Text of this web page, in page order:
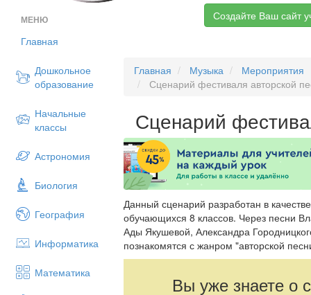
МЕНЮ
Главная
Дошкольное
образование
Начальные
классы
Астрономия
Биология
География
Информатика
Математика
Создайте Ваш сайт
Главная Музыка
Мероприятия
Сценарий фестиваля авторской
Сценарий
Данный сценарий разработан в
обучающихся 8 классов. Через песни
Ады Якушевой, Александра
познакомятся с жанром "авторской
Вы уже знаете о